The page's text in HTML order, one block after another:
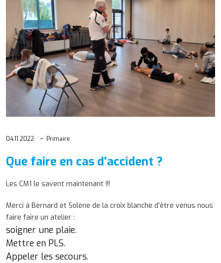
04.11.2022 Primaire
Que faire en cas d'accident ?
Les CM1 le savent maintenant !!!
Merci à Bernard et Solène de la croix blanche d’être venus nous
faire faire un atelier :
soigner une plaie.
Mettre en PLS.
Appeler les secours.